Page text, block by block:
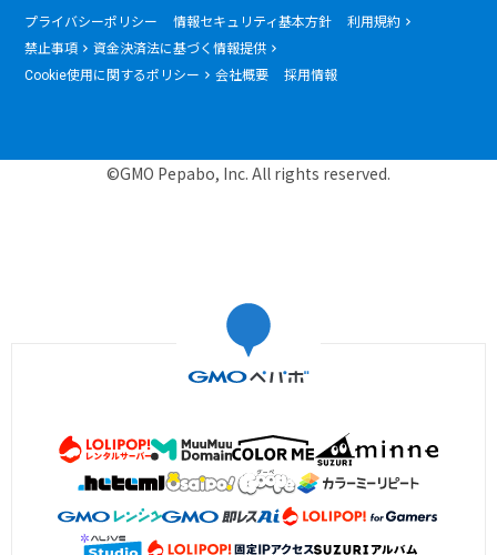
プライバシーポリシー 情報セキュリティ基本方針
利用規約
禁止事項
資金決済法に基づく情報提供
Cookie使用に関するポリシー
会社概要 採用情報
©GMO Pepabo, Inc. All rights reserved.